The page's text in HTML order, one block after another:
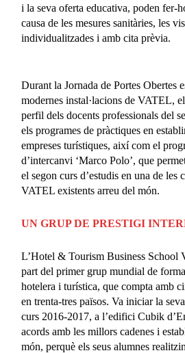
i la seva oferta educativa, poden fer-
causa de les mesures sanitàries, les
individualitzades i amb cita prèvia.
Durant la Jornada de Portes Obertes
modernes instal·lacions de VATEL,
perfil dels docents professionals del
els programes de pràctiques en
empreses turístiques, així com el
d’intercanvi ‘Marco Polo’, que
el segon curs d’estudis en una de les
VATEL existents arreu del món.
UN GRUP DE PRESTIGI
L’Hotel & Tourism Business School
part del primer grup mundial de
hotelera i turística, que compta amb
en trenta-tres països. Va iniciar la
curs 2016-2017, a l’edifici Cubik
acords amb les millors cadenes i
món, perquè els seus alumnes